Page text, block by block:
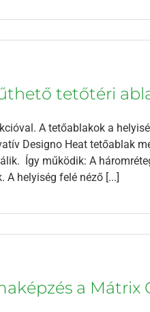
tetőtéri
A tetőablakok a
Designo Heat tetőablak
Így működik: A
helyiség felé néző [...]
a